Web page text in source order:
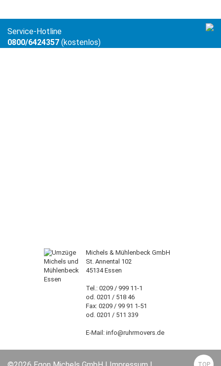
Service-Hotline
0800/6424357 (kostenlos)
Michels & Mühlenbeck GmbH
St. Annental 102
45134 Essen
Tel.: 0209 / 999 11-1
od. 0201 / 518 46
Fax: 0209 / 99 91 1-51
od. 0201 / 511 339
E-Mail: info@ruhrmovers.de
TOP